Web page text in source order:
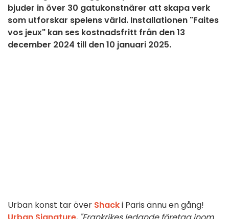
bjuder in över 30 gatukonstnärer att skapa verk
som utforskar spelens värld. Installationen "Faites
vos jeux" kan ses kostnadsfritt från den 13
december 2024 till den 10 januari 2025.
Urban konst tar över Shacki Paris ännu en gång!